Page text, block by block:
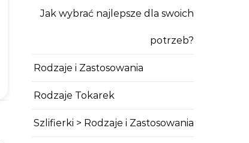
Jak wybrać najlepsze dla swoich
potrzeb?
Rodzaje i Zastosowania
Rodzaje Tokarek
Szlifierki > Rodzaje i Zastosowania